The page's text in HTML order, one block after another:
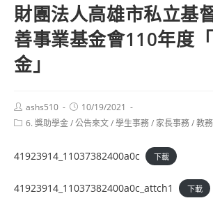
財團法人高雄市私立基
善事業基金會110年度
金」
Post
author:
ashs510
Post
published:
10/19/2021
Post6. 獎助學金/公告來文/學生事務/ 家長事務/教
41923914_11037382400a0c 下載
41923914_11037382400a0c_attch1 下載